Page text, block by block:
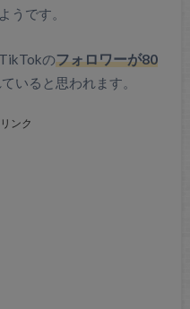
うです。
のフォロワーが80
いると思われます。
ンク